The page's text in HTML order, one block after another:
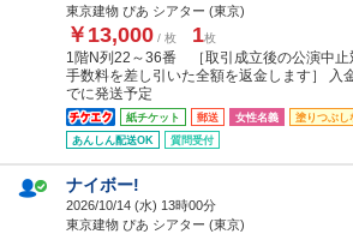
東京建物 ぴあ シアター (東京)
￥13,000 / 枚 1枚
1階N列22～36番 ［取引成立後の公演中止
手数料を差し引いた全額を返金します］ 入
でに発送予定
紙チケット 郵送 女性名義
塗りつぶし
あんしん配送OK
質問受付
ナイボー!
2026/10/14 (水) 13時00分
東京建物 ぴあ シアター (東京)